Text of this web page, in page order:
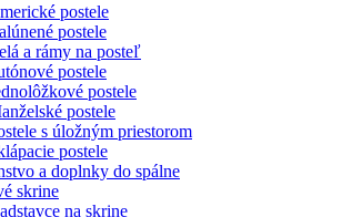
postele
postele
a rámy na posteľ
postele
postele
postele
s úložným priestorom
postele
a doplnky do spálne
skrine
na skrine